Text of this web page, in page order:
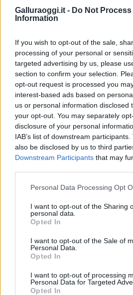
Galluraoggi.it - Do Not Process
Information
If you wish to opt-out of the sale,
processing of your personal or
targeted advertising by us, please
section to confirm your selection.
opt-out request is processed you
interest-based ads based on
us or personal information disclosed
your opt-out. You may separately
disclosure of your personal
IAB’s list of downstream
also be disclosed by us to third
Downstream Participants that may
Please note that this website/app
not limited to your visit or usage
grant or deny consent to Google and
use your data for below specified
consent section.
Personal Data Processing Opt
I want to opt-out of the Sharing
personal data.
Opted In
I want to opt-out of the Sale of
Personal Data.
Opted In
I want to opt-out of processing
Personal Data for Targeted
Opted In
Notizie La Maddalena
Notizie
Palau La Maddalena Trieste
Notizie in
Entra nel
GalluraOggi.it
Inviaci le tue
i tuoi video e
Su WhatsApp al
daGoogle